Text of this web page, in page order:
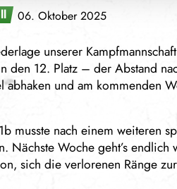
06. Oktober 2025
unserer
den 12. Platz – der Abstand
abhaken und am kommenden
musste nach einem weiteren
Nächste Woche geht’s
sich die verlorenen Ränge